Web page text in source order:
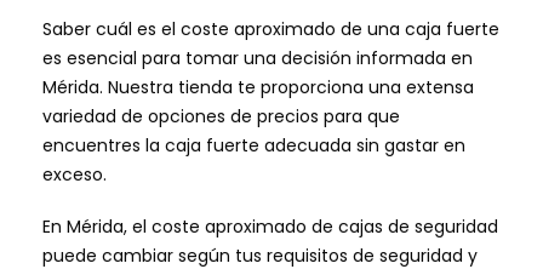
Saber cuál es el coste aproximado de una caja fuerte
es esencial para tomar una decisión informada en
Mérida. Nuestra tienda te proporciona una extensa
variedad de opciones de precios para que
encuentres la caja fuerte adecuada sin gastar en
exceso.
En Mérida, el coste aproximado de cajas de seguridad
puede cambiar según tus requisitos de seguridad y